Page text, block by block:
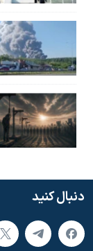
دنبال کنید